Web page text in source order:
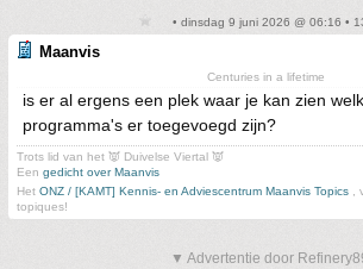
• dinsdag 9 juni 2026 @ 06:16 •
Maanvis
Centuries in a lifetime
is er al ergens een plek waar je kan zien
programma's er toegevoegd zijn?
Trots lid van het 👿 Duivelse Viertal 👿
Een gedicht over Maanvis
Het ONZ / [KAMT] Kennis- en Adviescentrum Maanvis Topics ,
topiques!
▼ Advertentie door